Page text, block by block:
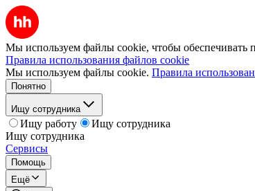
Мы используем файлы cookie, чтобы обеспечивать
Правила использования файлов cookie
Мы используем файлы cookie. Правила
Понятно
Ищу сотрудника
Ищу работу
Ищу сотрудника
Ищу сотрудника
Сервисы
Помощь
Ещё